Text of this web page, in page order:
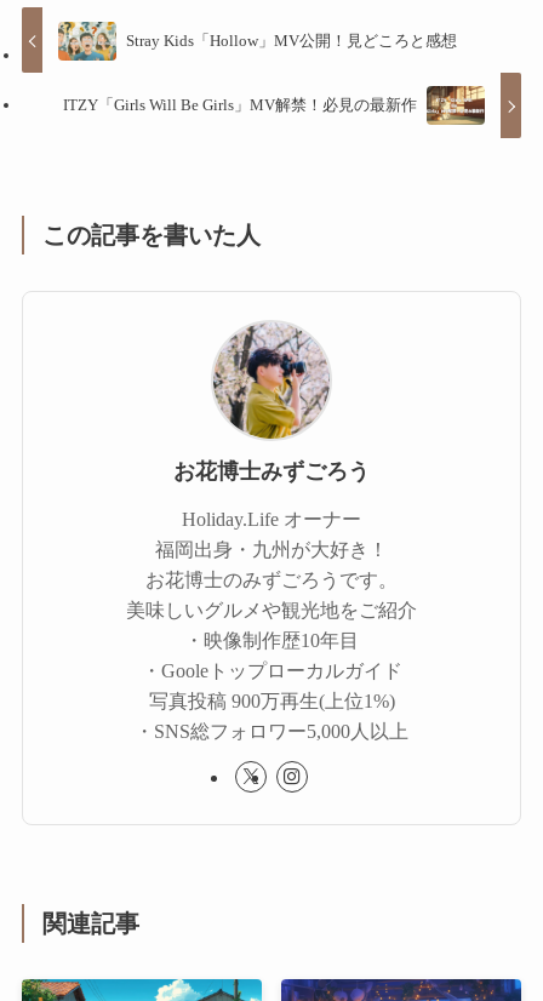
Stray Kids「Hollow」MV公開！見どころと感想
ITZY「Girls Will Be Girls」MV解禁！必見の最新作
この記事を書いた人
お花博士みずごろう
Holiday.Life オーナー
福岡出身・九州が大好き！
お花博士のみずごろうです。
美味しいグルメや観光地をご紹介
・映像制作歴10年目
・Gooleトップローカルガイド
写真投稿 900万再生(上位1%)
・SNS総フォロワー5,000人以上
関連記事